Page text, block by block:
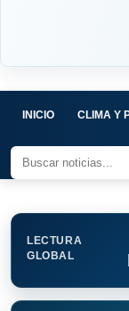
INICIO CLIMA Y
LECTURA
GLOBAL